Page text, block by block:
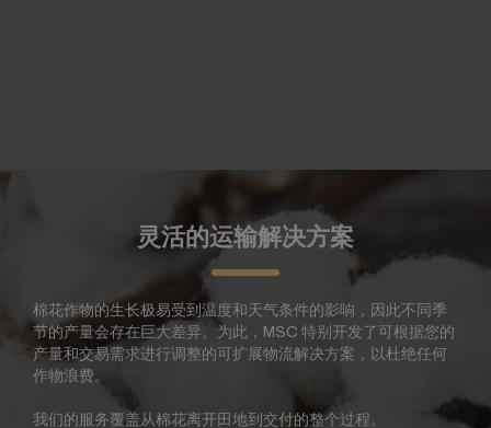
灵活的运输解决方案
棉花作物的生长极易受到温度和天气条件的影响，因此不同季
节的产量会存在巨大差异。为此，MSC 特别开发了可根据您的
产量和交易需求进行调整的可扩展物流解决方案，以杜绝任何
作物浪费。
我们的服务覆盖从棉花离开田地到交付的整个过程。